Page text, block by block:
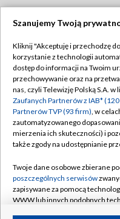
Abonament TVP
Emisja w TVP
Centrum informacji
Naziemna Telewizja
Rada Programowa
System NOS
Informacje o nadawcy
Szanujemy Twoją
Kliknij "Akceptuję i przechodzę
korzystanie z technologii
dostęp do informacji na Twoim
przechowywanie oraz na
nas, czyli Telewizję Polską S.A.
Zaufanych Partnerów z IAB*
Partnerów TVP (93 firm), w
zautomatyzowanego
mierzenia ich skuteczności) i
także zgody na udostępnianie
Twoje dane osobowe zbierane
poszczególnych serwisów
zapisywane za pomocą
WWW lub innych podobnych